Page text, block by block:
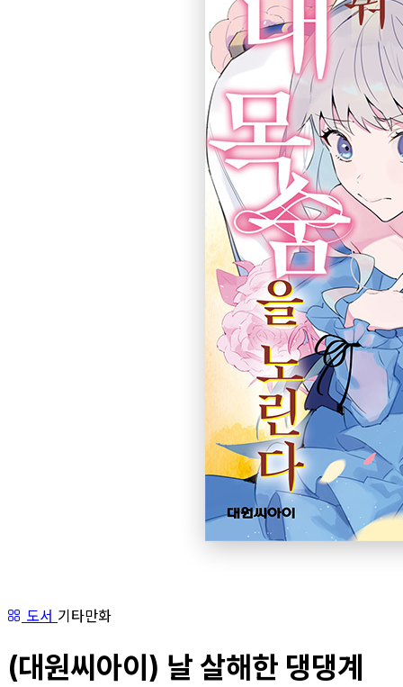
도서 기타만화
(대원씨아이) 날 살해한 댕댕계